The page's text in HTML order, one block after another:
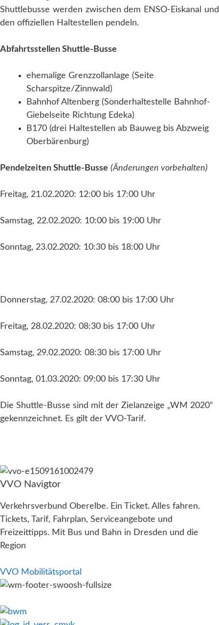
Shuttlebusse werden zwischen dem ENSO-Eiskanal und
den offiziellen Haltestellen pendeln.
Abfahrtsstellen Shuttle-Busse
ehemalige Grenzzollanlage (Seite
Scharspitze/Zinnwald)
Bahnhof Altenberg (Sonderhaltestelle Bahnhof-
Giebelseite Richtung Edeka)
B170 (drei Haltestellen ab Bauweg bis Abzweig
Oberbärenburg)
Pendelzeiten Shuttle-Busse (Änderungen vorbehalten)
Freitag, 21.02.2020: 12:00 bis 17:00 Uhr
Samstag, 22.02.2020: 10:00 bis 19:00 Uhr
Sonntag, 23.02.2020: 10:30 bis 18:00 Uhr
Donnerstag, 27.02.2020: 08:00 bis 17:00 Uhr
Freitag, 28.02.2020: 08:30 bis 17:00 Uhr
Samstag, 29.02.2020: 08:30 bis 17:00 Uhr
Sonntag, 01.03.2020: 09:00 bis 17:30 Uhr
Die Shuttle-Busse sind mit der Zielanzeige „WM 2020“
gekennzeichnet. Es gilt der VVO-Tarif.
VVO Navigtor
Verkehrsverbund Oberelbe. Ein Ticket. Alles fahren.
Tickets, Tarif, Fahrplan, Serviceangebote und
Freizeittipps. Mit Bus und Bahn in Dresden und die
Region
VVO Mobilitätsportal